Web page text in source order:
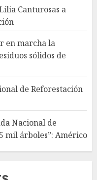
Canturosas a
en marcha la
sólidos de
de Reforestación
Nacional de
mil árboles”: Américo